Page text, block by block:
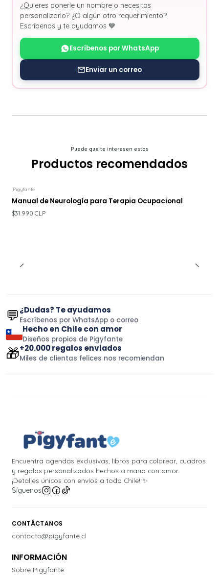
¿Quieres ponerle un nombre o necesitas
personalizarlo? ¿O algún otro requerimiento?
Escríbenos y te ayudamos 💙
Escríbenos por WhatsApp
Enviar un correo
Puede que te interesen estos
Productos recomendados
|Pigyfante
Manual de Neurología para Terapia Ocupacional
$31.990 CLP
💬¿Dudas? Te ayudamos
Escríbenos por WhatsApp o correo
Hecho en Chile con amor
Diseños propios de Pigyfante
🎁+20.000 regalos enviados
Miles de clientas felices nos recomiendan
Encuentra agendas exclusivas, libros para colorear, cuadros
y regalos personalizados hechos a mano con amor.
¡Detalles únicos con envíos a todo Chile! ✨
Síguenos
CONTÁCTANOS
contacto@pigyfante.cl
INFORMACIÓN
Sobre Pigyfante